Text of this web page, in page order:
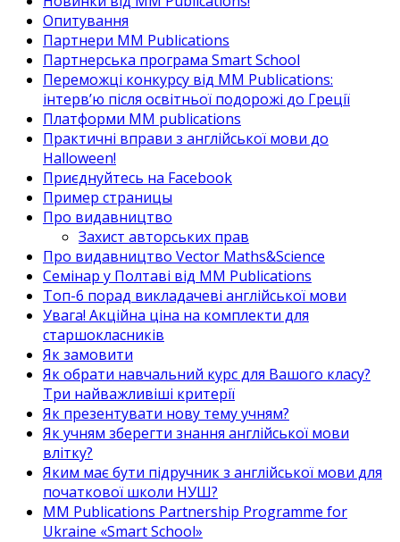
Опитування
Партнери MM Publications
Партнерська програма Smart School
Переможці конкурсу від MM Publications:
інтерв’ю після освітньої подорожі до Греції
Платформи MM publications
Практичні вправи з англійської мови до
Halloween!
Приєднуйтесь на Facebook
Пример страницы
Про видавництво
Захист авторських прав
Про видавництво Vector Maths&Science
Семінар у Полтаві від MM Publications
Топ-6 порад викладачеві англійської мови
Увага! Акційна ціна на комплекти для
старшокласників
Як замовити
Як обрати навчальний курс для Вашого класу?
Три найважливіші критерії
Як презентувати нову тему учням?
Як учням зберегти знання англійської мови
влітку?
Яким має бути підручник з англійської мови для
початкової школи НУШ?
MM Publications Partnership Programme for
Ukraine «Smart School»